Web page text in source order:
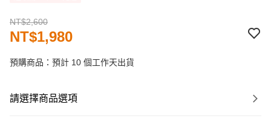
NT$2,600
NT$1,980
預購商品：預計 10 個工作天出貨
請選擇商品選項